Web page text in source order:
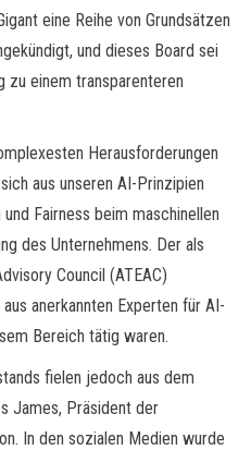
eine Reihe von Grundsätzen
und dieses Board sei
zu einem transparenteren
Herausforderungen
aus unseren AI-Prinzipien
Fairness beim maschinellen
des Unternehmens. Der als
Council (ATEAC)
anerkannten Experten für AI-
Bereich tätig waren.
fielen jedoch aus dem
James, Präsident der
In den sozialen Medien wurde